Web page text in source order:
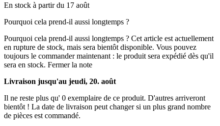
En stock à partir du 17 août
Pourquoi cela prend-il aussi longtemps ?
Pourquoi cela prend-il aussi longtemps ? Cet article est actuellement
en rupture de stock, mais sera bientôt disponible. Vous pouvez
toujours le commander maintenant : le produit sera expédié dès qu'il
sera en stock. Fermer la note
Livraison jusqu'au jeudi, 20. août
Il ne reste plus qu' 0 exemplaire de ce produit. D'autres arriveront
bientôt ! La date de livraison peut changer si un plus grand nombre
de pièces est commandé.